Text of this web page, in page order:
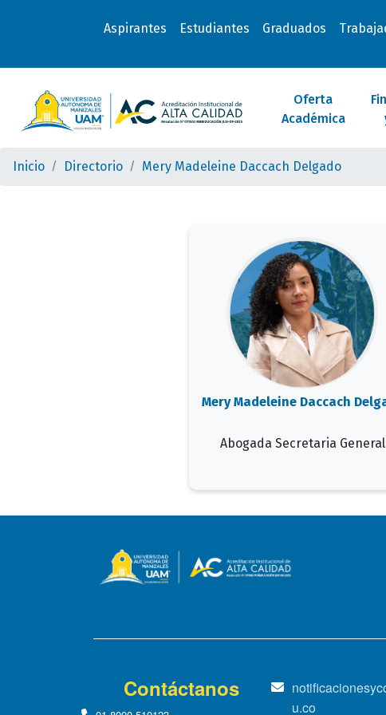
Aspirantes Estudiantes Graduados
Oferta
Académica
Inicio Directorio Mery Madeleine Daccach Delgado
Mery Madeleine Daccach
Abogada Secretaria General
Contáctanos
u.co